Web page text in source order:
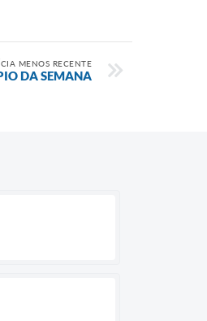
MENOS RECENTE
DA SEMANA